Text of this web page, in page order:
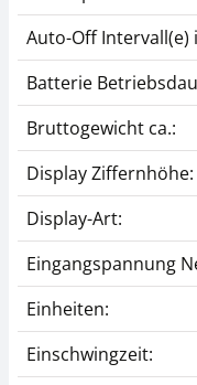
Auto-Off
Batterie
Bruttogewicht ca.:
Display Ziffernhöhe:
Display-Art:
Eingangspannung
Einheiten:
Einschwingzeit: